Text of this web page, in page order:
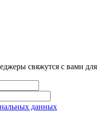
свяжутся с вами для
данных